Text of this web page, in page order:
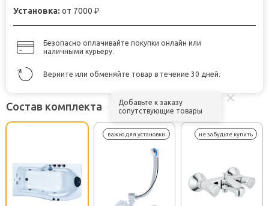
Установка: от 7000 ₽
Безопасно оплачивайте покупки онлайн или
наличными курьеру.
Верните или обменяйте товар в течение 30 дней.
Состав комплекта
Добавьте к заказу
сопутствующие товары